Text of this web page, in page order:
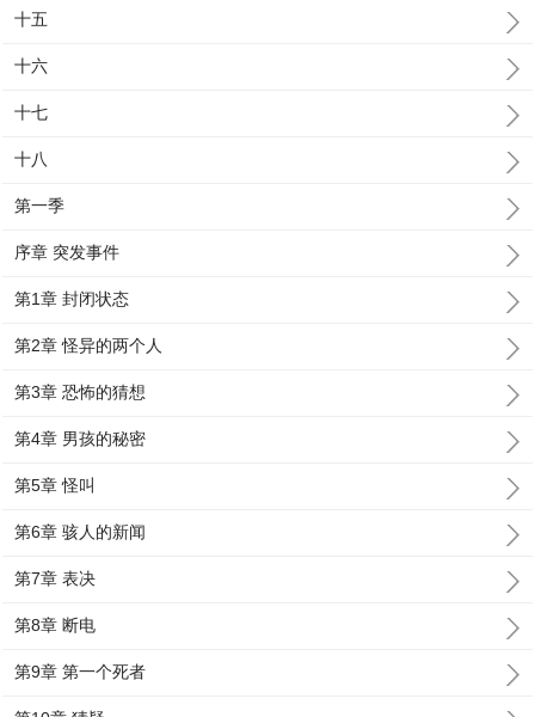
十五
十六
十七
十八
第一季
序章 突发事件
第1章 封闭状态
第2章 怪异的两个人
第3章 恐怖的猜想
第4章 男孩的秘密
第5章 怪叫
第6章 骇人的新闻
第7章 表决
第8章 断电
第9章 第一个死者